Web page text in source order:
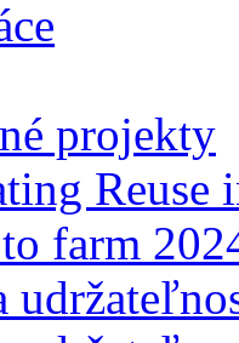
projekty
Reuse
farm